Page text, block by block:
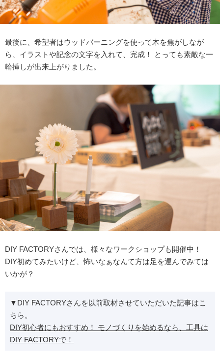
最後に、希望者はウッドバーニングを使って木を焦がしなが
ら、イラストや記念の文字を入れて、完成！ とっても素敵な一
輪挿しが出来上がりました。
DIY FACTORYさんでは、様々なワークショップも開催中！
DIY初めてみたいけど、怖いなぁなんて方は足を運んでみては
いかが？
▼DIY FACTORYさんを以前取材させていただいた記事はこ
ちら。
DIY初心者にもおすすめ！ モノづくりを始めるなら、工具は​
DIY FACTORYで！